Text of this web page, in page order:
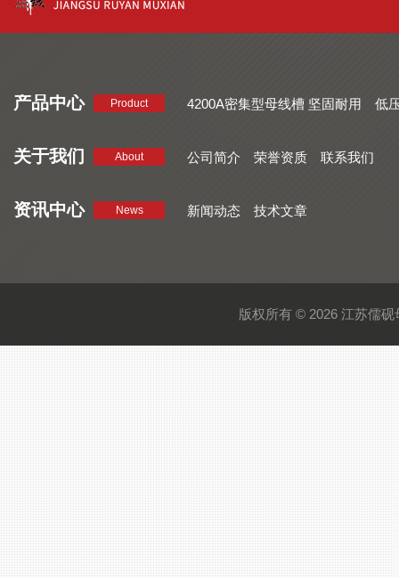
产品中心 Product 4200A密集型母线槽 坚固耐用
低
关于我们 About 公司简介 荣誉资质 联系我们
资讯中心 News 新闻动态 技术文章
版权所有 © 2026 江苏儒